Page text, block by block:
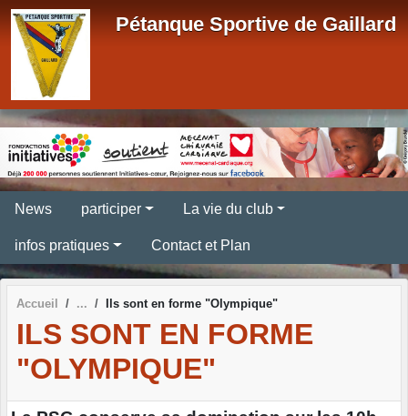
Pétanque Sportive de Gaillard
News participer La vie du club
infos pratiques Contact et Plan
Accueil Ils sont en forme "Olympique"
ILS SONT EN FORME
"OLYMPIQUE"
Panneau de gestion des cookies